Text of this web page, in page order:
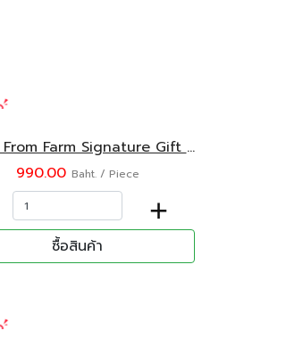
Fresh From Farm Signature Gift Set
990.00 Baht. / Piece
+
ซื้อสินค้า